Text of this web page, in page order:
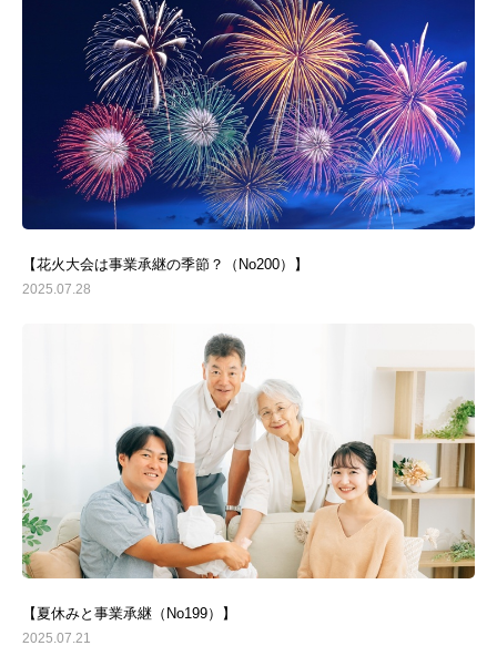
【花火大会は事業承継の季節？（No200）】
2025.07.28
【夏休みと事業承継（No199）】
2025.07.21